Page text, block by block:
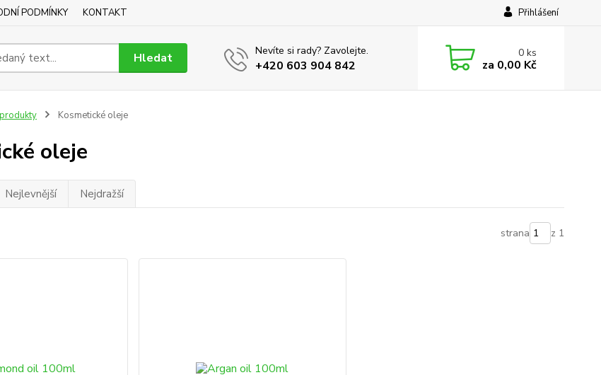
PODMÍNKY KONTAKT Přihlášení
Hledat Nevíte si rady? Zavolejte.
+420 603 904 842
0ks
za 0,00 Kč
Kosmetické oleje
oleje
Nejlevnější Nejdražší
strana z 1